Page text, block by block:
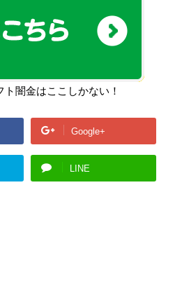
闇金はここしかない！
Google+
LINE